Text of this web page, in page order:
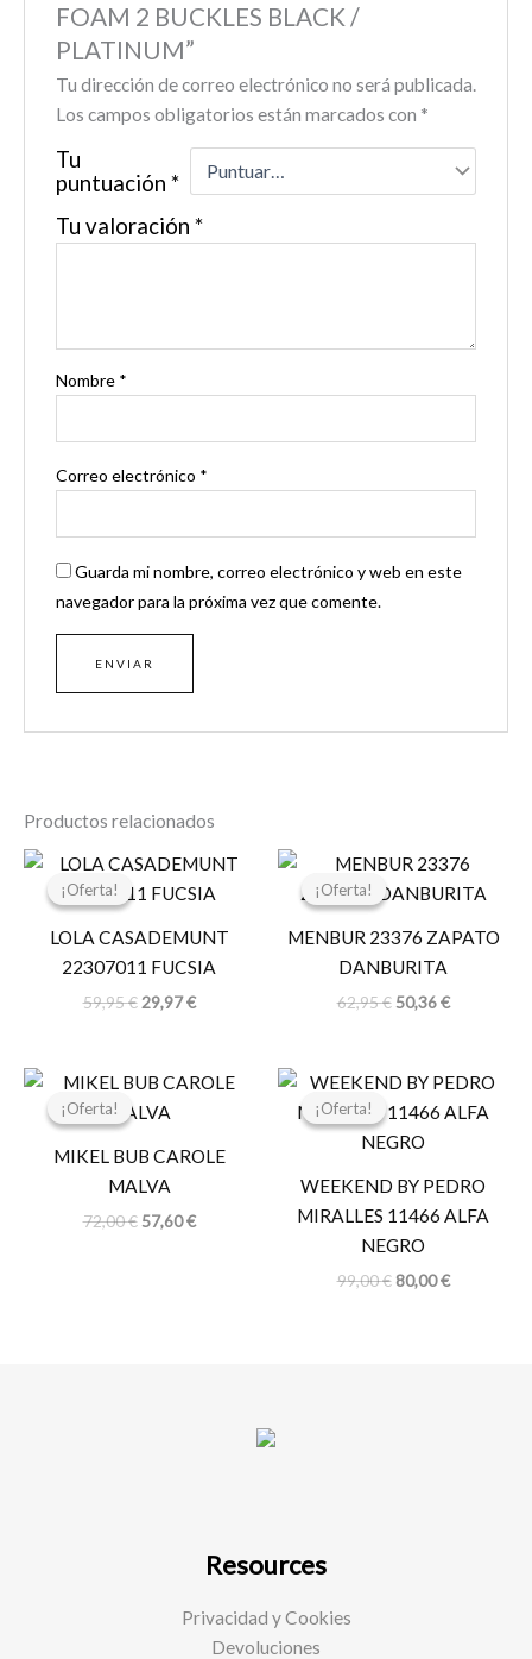
FOAM 2 BUCKLES BLACK /
PLATINUM”
Tu dirección de correo electrónico no será publicada.
Los campos obligatorios están marcados con *
Tu
puntuación *
Tu valoración *
Nombre *
Correo electrónico *
Guarda mi nombre, correo electrónico y web en este
navegador para la próxima vez que comente.
Productos relacionados
¡Oferta!
¡Oferta!
LOLA CASADEMUNT
22307011 FUCSIA
59,95€
El
original
59,95 €.
29,97€
El
actual
29,97 €.
¡Oferta!
¡Oferta!
MENBUR 23376 ZAPATO
DANBURITA
62,95€
El
original
62,95 €.
50,36€
El
actual
50,36 €.
¡Oferta!
¡Oferta!
MIKEL BUB CAROLE
MALVA
72,00€
El
original
72,00 €.
57,60€
El
57,60 €.
¡Oferta!
¡Oferta!
WEEKEND BY PEDRO
MIRALLES 11466 ALFA
NEGRO
99,00€
El
original
era:
80,00€
El
actual
Resources
Privacidad y Cookies
Devoluciones